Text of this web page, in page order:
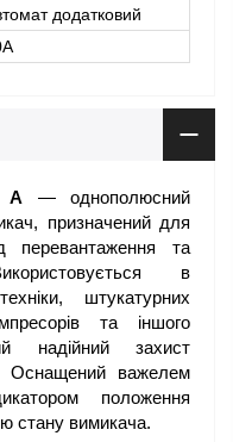
додатковий
A — однополюсний
призначений для
перевантаження та
в
штукатурних
та іншого
надійний захист
Оснащений важелем
положення
стану вимикача.